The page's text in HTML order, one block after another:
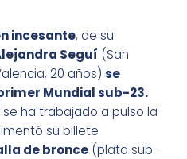
incesante, de su
Seguí (San
20 años) se
Mundial sub-23.
ha trabajado a pulso la
su billete
de bronce (plata sub-